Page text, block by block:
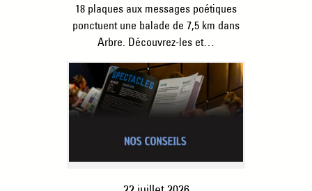
18 plaques aux messages poétiques
ponctuent une balade de 7,5 km dans
Arbre. Découvrez-les et…